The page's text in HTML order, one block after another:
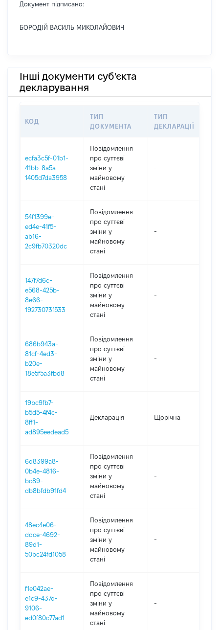
Документ підписано:
БОРОДІЙ ВАСИЛЬ МИКОЛАЙОВИЧ
Інші документи суб'єкта
декларування
КОД
ТИП
ДОКУМЕНТА
ТИП
ДЕКЛАРАЦІЇ
ecfa3c5f-01b1-
41bb-8a5a-
1405d7da3958
Повідомлення
про суттєві
зміни y
майновому
стані
-
54f1399e-
ed4e-41f5-
ab16-
2c9fb70320dc
Повідомлення
про суттєві
зміни y
майновому
стані
-
147f7d6c-
e568-425b-
8e66-
19273073f533
Повідомлення
про суттєві
зміни y
майновому
стані
-
686b943a-
81cf-4ed3-
b20e-
18e5f5a3fbd8
Повідомлення
про суттєві
зміни y
майновому
стані
-
19bc9fb7-
b5d5-4f4c-
8ff1-
ad895eedead5
Декларація Щорічна
6d8399a8-
0b4e-4816-
bc89-
db8bfdb91fd4
Повідомлення
про суттєві
зміни y
майновому
стані
-
48ec4e06-
ddce-4692-
89d1-
50bc24fd1058
Повідомлення
про суттєві
зміни y
майновому
стані
-
f1e042ae-
e1c9-437d-
9106-
ed0f80c77ad1
Повідомлення
про суттєві
зміни y
майновому
стані
-